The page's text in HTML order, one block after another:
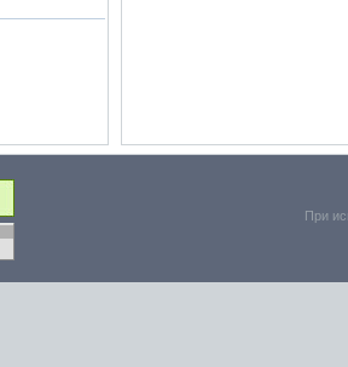
При